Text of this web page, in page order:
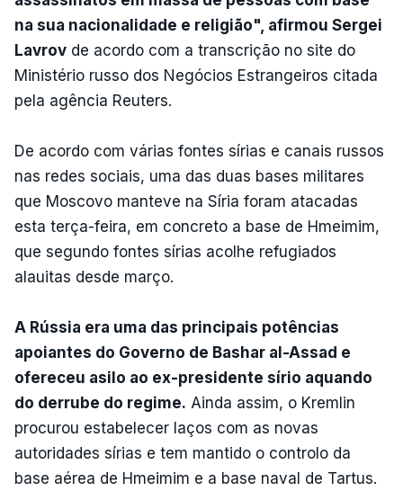
na sua nacionalidade e religião", afirmou Sergei
Lavrov de acordo com a transcrição no site do
Ministério russo dos Negócios Estrangeiros citada
pela agência Reuters.
De acordo com várias fontes sírias e canais russos
nas redes sociais, uma das duas bases militares
que Moscovo manteve na Síria foram atacadas
esta terça-feira, em concreto a base de Hmeimim,
que segundo fontes sírias acolhe refugiados
alauitas desde março.
A Rússia era uma das principais potências
apoiantes do Governo de Bashar al-Assad e
ofereceu asilo ao ex-presidente sírio aquando
do derrube do regime. Ainda assim, o Kremlin
procurou estabelecer laços com as novas
autoridades sírias e tem mantido o controlo da
base aérea de Hmeimim e a base naval de Tartus.